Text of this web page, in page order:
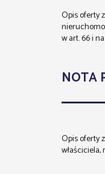
Opis oferty
w art. 66 i
NOTA
Opis oferty